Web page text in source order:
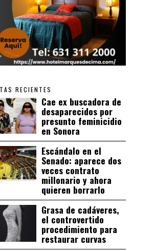
RECIENTES
Cae ex buscadora de
desaparecidos por
presunto feminicidio
en Sonora
Escándalo en el
Senado: aparece dos
veces contrato
millonario y ahora
quieren borrarlo
Grasa de cadáveres,
el controvertido
procedimiento para
restaurar curvas